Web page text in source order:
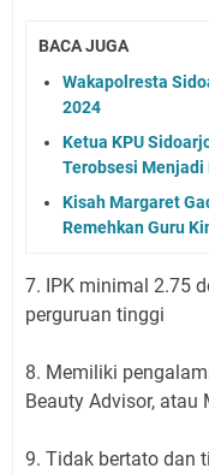
BACA JUGA
Wakapolresta
2024
Ketua KPU
Terobsesi Menjadi
Kisah Margaret
Remehkan Guru
7. IPK minimal 2.75
perguruan tinggi
8. Memiliki
Beauty Advisor, atau
9. Tidak bertato dan